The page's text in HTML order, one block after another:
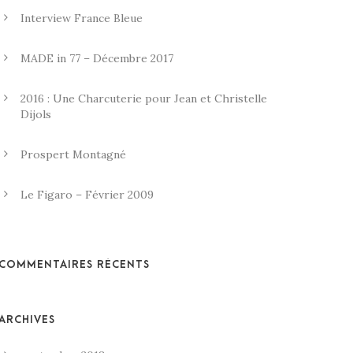
Interview France Bleue
MADE in 77 – Décembre 2017
2016 : Une Charcuterie pour Jean et Christelle
Dijols
Prospert Montagné
Le Figaro – Février 2009
COMMENTAIRES RÉCENTS